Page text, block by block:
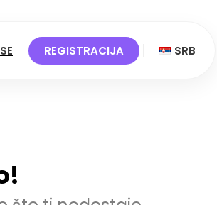
REGISTRACIJA SRB